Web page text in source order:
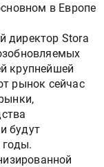
в Европе
директор Stora
крупнейшей
рынок сейчас
будут
годы.